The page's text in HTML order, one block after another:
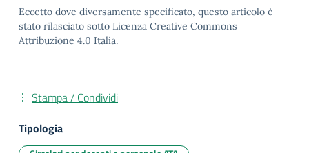
Eccetto dove diversamente specificato, questo articolo è
stato rilasciato sotto Licenza Creative Commons
Attribuzione 4.0 Italia.
Stampa / Condividi
Tipologia